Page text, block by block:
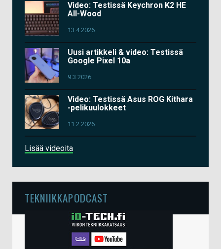
Video: Testissä Keychron K2 HE
All-Wood
13.4.2026
Uusi artikkeli & video: Testissä
Google Pixel 10a
9.3.2026
Video: Testissä Asus ROG Kithara
-pelikuulokkeet
11.2.2026
Lisää videoita
TEKNIIKKAPODCAST